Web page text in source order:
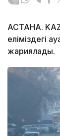
АСТАНА.
еліміздегі
жариялады.